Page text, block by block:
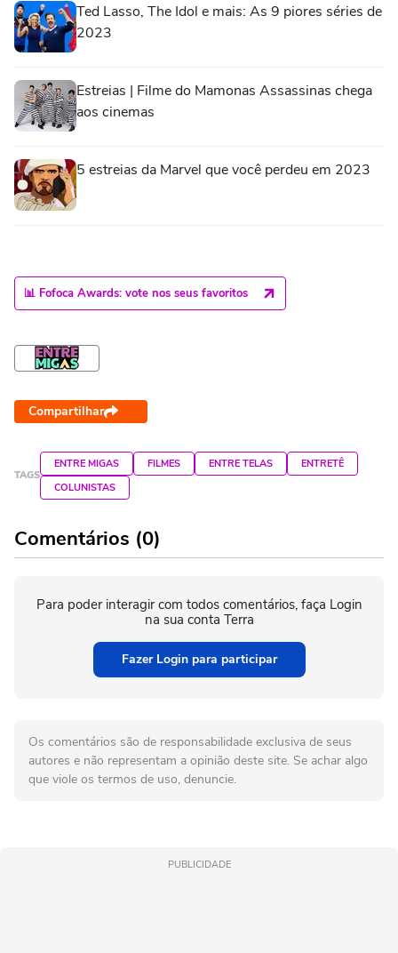
Ted Lasso, The Idol e mais: As 9 piores séries de
2023
Estreias | Filme do Mamonas Assassinas chega
aos cinemas
5 estreias da Marvel que você perdeu em 2023
📊 Fofoca Awards: vote nos seus favoritos
Compartilhar
TAGS
ENTRE MIGAS FILMES ENTRE TELAS
ENTRETÊ
COLUNISTAS
Comentários (0)
Para poder interagir com todos comentários, faça Login
na sua conta Terra
Fazer Login para participar
Os comentários são de responsabilidade exclusiva de seus
autores e não representam a opinião deste site. Se achar algo
que viole os termos de uso, denuncie.
PUBLICIDADE